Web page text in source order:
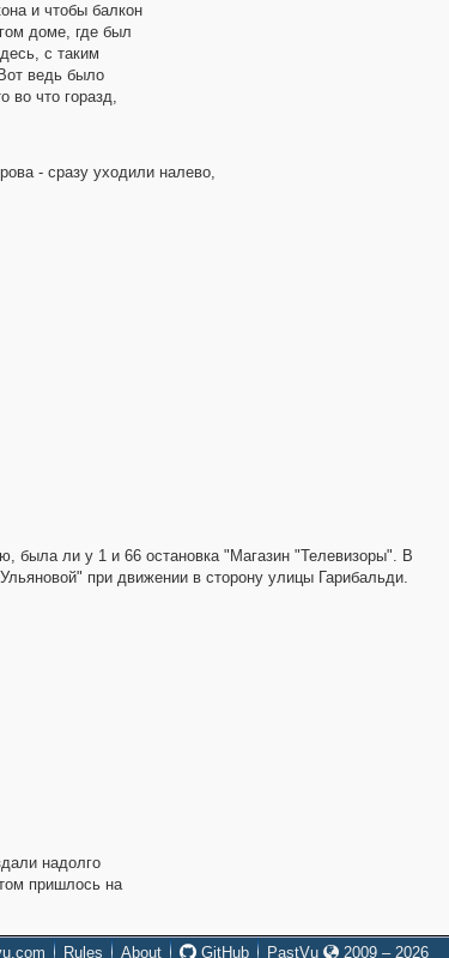
и чтобы балкон
доме, где был
с таким
ведь было
во что горазд,
- сразу уходили налево,
была ли у 1 и 66 остановка "Магазин "Телевизоры". В
при движении в сторону улицы Гарибальди.
надолго
пришлось на
Rules About GitHub PastVu 2009 – 2026